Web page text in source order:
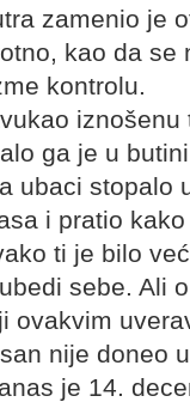
zamenio je
kao da se
kontrolu.
ga je u
ubaci stopalo
i pratio
ti je bilo
sebe. Ali
ovakvim
nije doneo
je 14.